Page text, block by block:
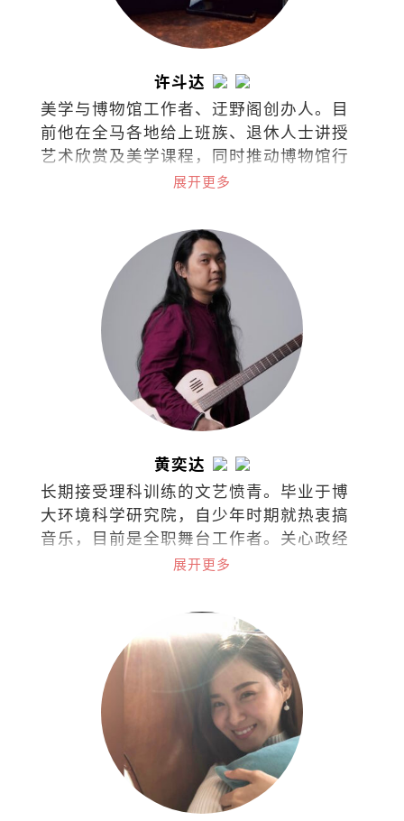
许斗达
美学与博物馆工作者、迂野阁创办人。目
前他在全马各地给上班族、退休人士讲授
艺术欣赏及美学课程，同时推动博物馆行
政与文化策略的概念。
展开更多
黄奕达
长期接受理科训练的文艺愤青。毕业于博
大环境科学研究院，自少年时期就热衷搞
音乐，目前是全职舞台工作者。关心政经
文教、两性课题、意识形态、人性陋
展开更多